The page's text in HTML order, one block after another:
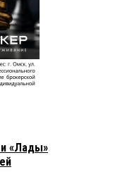
«Лады»